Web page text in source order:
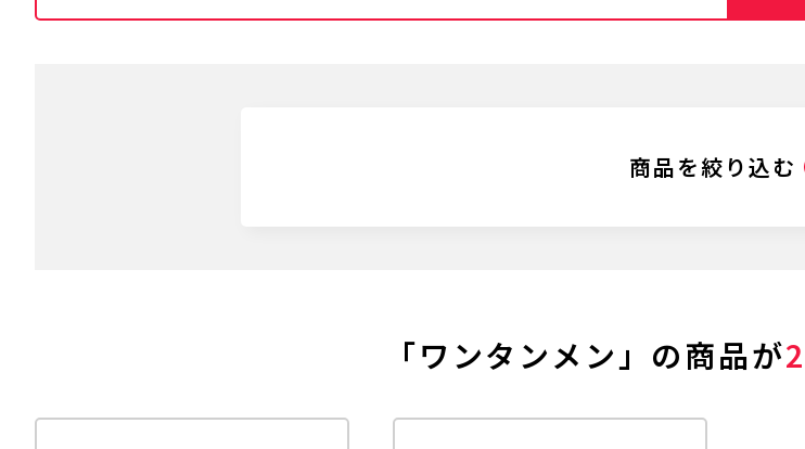
商品を絞り込む
「ワンタンメン」の商品が2